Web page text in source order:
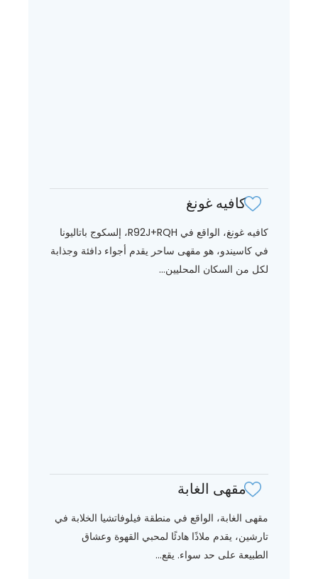
كافيه غونغ
كافيه غونغ، الواقع في R92J+RQH، إلسكوج باتاليونا
في كاسيندو، هو مقهى ساحر يقدم أجواء دافئة وجذابة
لكل من السكان المحليين...
مقهى الغابة
مقهى الغابة، الواقع في منطقة فيلوفاتشيا الخلابة في
تارشين، يقدم ملاذًا هادئًا لمحبي القهوة وعشاق
الطبيعة على حد سواء. يقع...